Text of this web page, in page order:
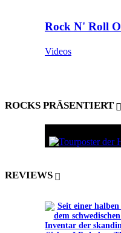
Rock N' Roll
Videos
ROCKS PRÄSENTIERT
REVIEWS